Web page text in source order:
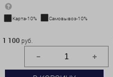
Карта-10% Самовывоз-10%
1 100 руб.